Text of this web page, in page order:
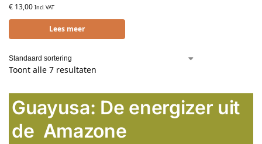
€ 13,00 Incl. VAT
Lees meer
Toont alle 7 resultaten
Guayusa: De energizer uit
de Amazone